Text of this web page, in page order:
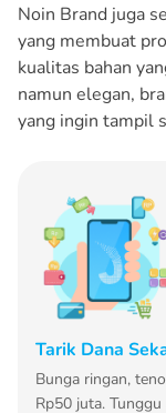
Noin Brand juga
yang membuat
kualitas bahan
namun elegan,
yang ingin tampil
Tarik Dana
Bunga ringan,
Rp50 juta.